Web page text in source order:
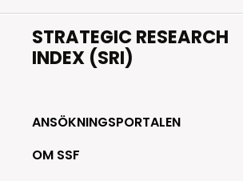
STRATEGIC RESEARCH
INDEX (SRI)
ANSÖKNINGSPORTALEN
OM SSF